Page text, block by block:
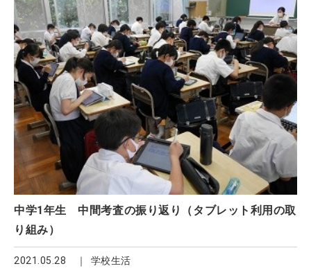
中学1年生 中間考査の振り返り（タブレット利用の取
り組み）
2021.05.28 学校生活